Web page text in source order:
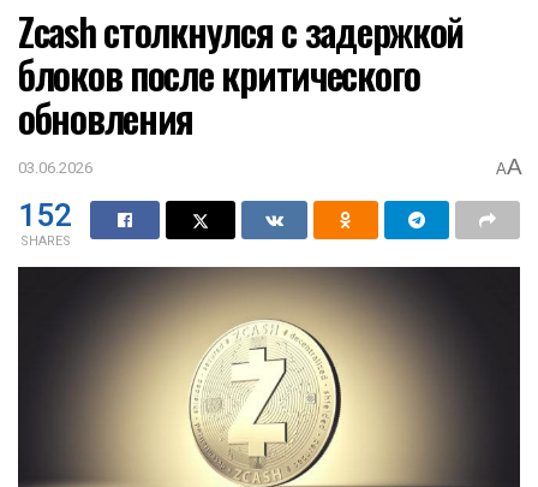
Zcash столкнулся с задержкой
блоков после критического
обновления
03.06.2026 AA
152
SHARES